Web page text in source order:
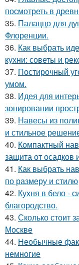
посмотреть в
35. Палаццо для
Флоренции.
36. Как выбрать
кухни: советы и
37. Постирочный
умом.
38. Идея для
зонировании
39. Навесы из
и стильное
40. Компактный
защита от
41. Как выбрать
по размеру и стилю
42. Кухня в бело -
благородство.
43. Сколько стоит
Москве
44. Необычные
немногие